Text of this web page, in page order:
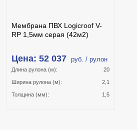
Мембрана ПВХ Logicroof V-
RP 1,5мм серая (42м2)
Цена: 52 037 руб. / рулон
Длина рулона (м): 20
Ширина рулона (м): 2,1
Толщина (мм): 1,5